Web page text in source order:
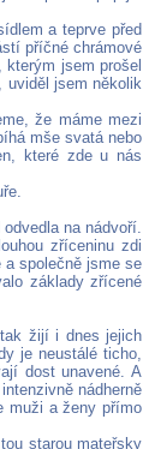
a teprve před
příčné chrámové
jsem prošel
uviděl jsem několik
že máme mezi
mše svatá nebo
které zde u nás
na nádvoří.
zříceninu zdi
společně jsme se
základy zřícené
žijí i dnes jejich
je neustálé ticho,
dost unavené. A
nádherně
muži a ženy přímo
starou mateřsky